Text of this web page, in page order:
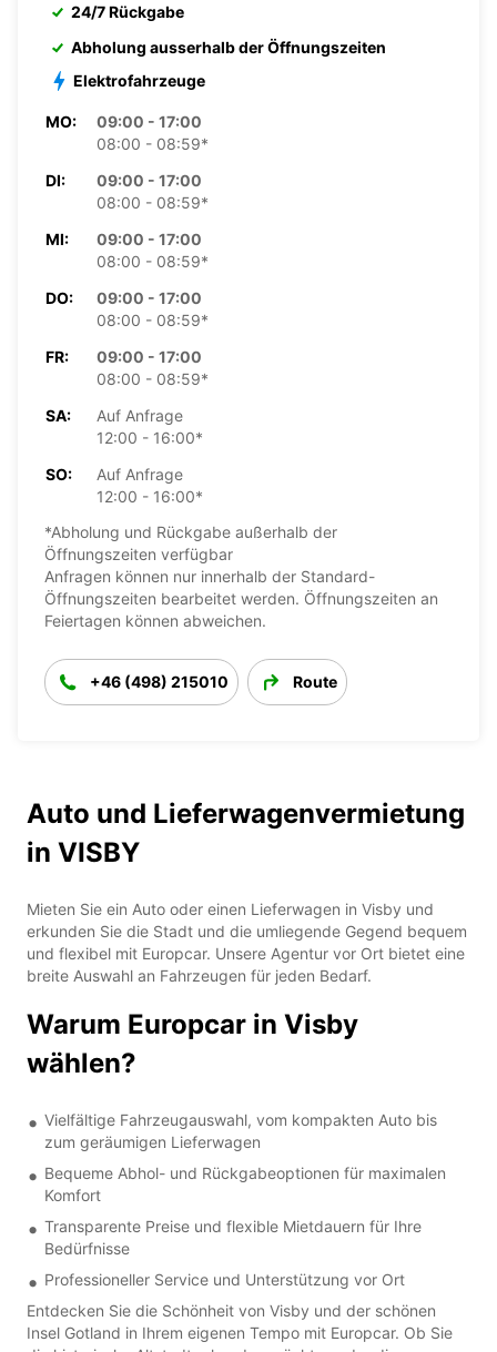
24/7 Rückgabe
Abholung ausserhalb der Öffnungszeiten
Elektrofahrzeuge
MO:
09:00 - 17:00
08:00 - 08:59*
DI:
09:00 - 17:00
08:00 - 08:59*
MI:
09:00 - 17:00
08:00 - 08:59*
DO:
09:00 - 17:00
08:00 - 08:59*
FR:
09:00 - 17:00
08:00 - 08:59*
SA:
Auf Anfrage
12:00 - 16:00*
SO:
Auf Anfrage
12:00 - 16:00*
*Abholung und Rückgabe außerhalb der
Öffnungszeiten verfügbar
Anfragen können nur innerhalb der Standard-
Öffnungszeiten bearbeitet werden. Öffnungszeiten an
Feiertagen können abweichen.
+46 (498) 215010 Route
Auto und Lieferwagenvermietung
in VISBY
Mieten Sie ein Auto oder einen Lieferwagen in Visby und
erkunden Sie die Stadt und die umliegende Gegend bequem
und flexibel mit Europcar. Unsere Agentur vor Ort bietet eine
breite Auswahl an Fahrzeugen für jeden Bedarf.
Warum Europcar in Visby
wählen?
Vielfältige Fahrzeugauswahl, vom kompakten Auto bis
zum geräumigen Lieferwagen
Bequeme Abhol- und Rückgabeoptionen für maximalen
Komfort
Transparente Preise und flexible Mietdauern für Ihre
Bedürfnisse
Professioneller Service und Unterstützung vor Ort
Entdecken Sie die Schönheit von Visby und der schönen
Insel Gotland in Ihrem eigenen Tempo mit Europcar. Ob Sie